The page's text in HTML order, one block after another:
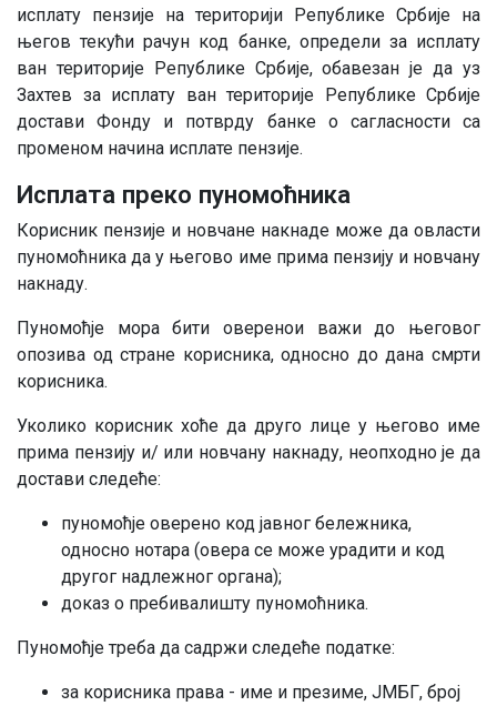
исплату пензије на територији Републике Србије на
његов текући рачун код банке, определи за исплату
ван територије Републике Србије, обавезан је да уз
Захтев за исплату ван територије Републике Србије
достави Фонду и потврду банке о сагласности са
променом начина исплате пензије.
Исплата преко пуномоћника
Корисник пензије и новчане накнаде може да овласти
пуномоћника да у његово име прима пензију и новчану
накнаду.
Пуномоћје мора бити оверенои важи до његовог
опозива од стране корисника, односно до дана смрти
корисника.
Уколико корисник хоће да друго лице у његово име
прима пензију и/ или новчану накнаду, неопходно је да
достави следеће:
пуномоћје оверено код јавног бележника,
односно нотара (овера се може урадити и код
другог надлежног органа);
доказ о пребивалишту пуномоћника.
Пуномоћје треба да садржи следеће податке:
за корисника права - име и презиме, ЈМБГ, број